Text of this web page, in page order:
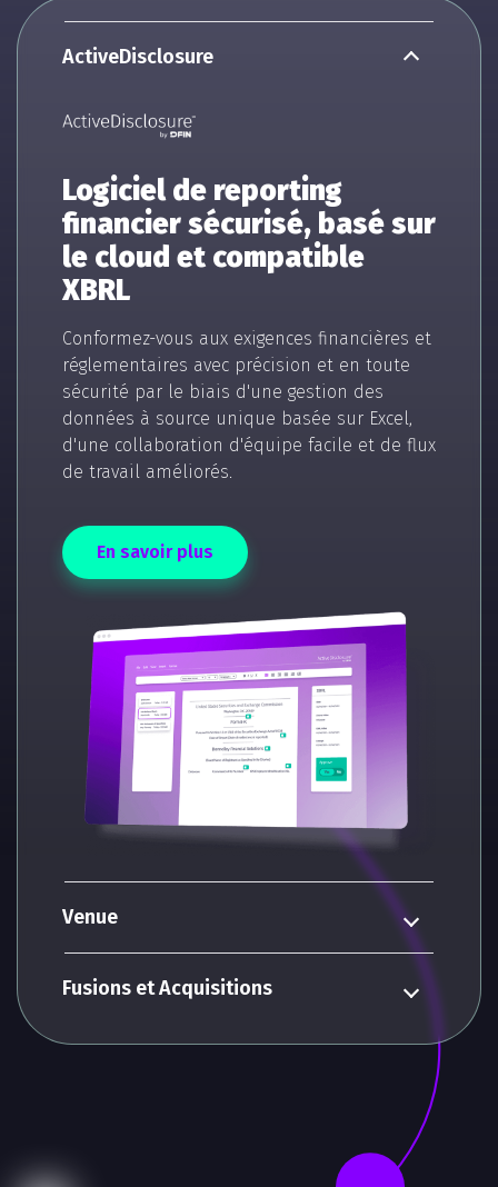
ActiveDisclosure
Logiciel de reporting
financier sécurisé, basé sur
le cloud et compatible
XBRL
Conformez-vous aux exigences financières et
réglementaires avec précision et en toute
sécurité par le biais d'une gestion des
données à source unique basée sur Excel,
d'une collaboration d'équipe facile et de flux
de travail améliorés.
En savoir plus
Venue
Fusions et Acquisitions